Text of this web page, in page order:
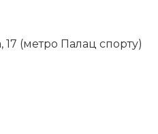
17 (метро Палац спорту)